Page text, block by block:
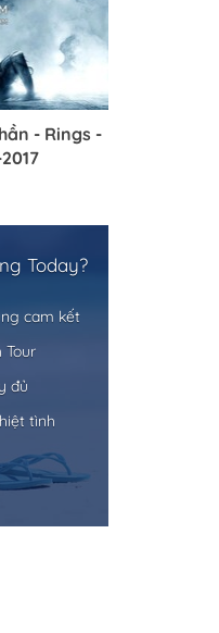
- Rings -
Today?
cam kết
Tour
đủ
tình